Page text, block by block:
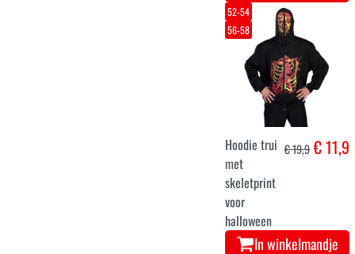
52-54
56-58
Hoodie trui
met
skeletprint
voor
halloween
€ 19,9€ 11,9
In winkelmandje